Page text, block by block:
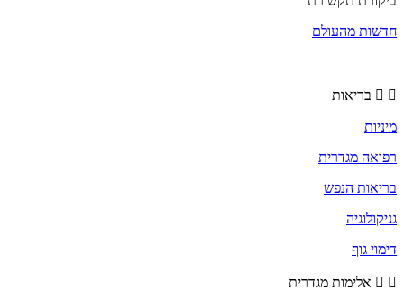
חדשות מהעולם
בריאות
מיניות
רפואה מגדרית
בריאות הנפש
גניקולוגיה
דימוי גוף
אלימות מגדרית